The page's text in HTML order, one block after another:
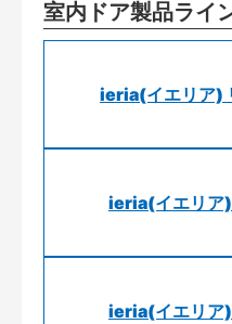
室内ドア製品ライ
ieria(イエリア)
ieria(イエリア)
ieria(イエリア)